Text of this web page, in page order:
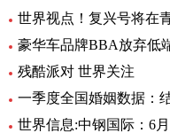
世界视点！复兴号将在
豪华车品牌BBA放弃低
残酷派对 世界关注